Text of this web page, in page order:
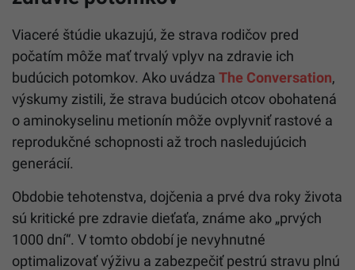
Viaceré štúdie ukazujú, že strava rodičov pred
počatím môže mať trvalý vplyv na zdravie ich
budúcich potomkov. Ako uvádza The Conversation,
výskumy zistili, že strava budúcich otcov obohatená
o aminokyselinu metionín môže ovplyvniť rastové a
reprodukčné schopnosti až troch nasledujúcich
generácií.
Obdobie tehotenstva, dojčenia a prvé dva roky života
sú kritické pre zdravie dieťaťa, známe ako „prvých
1000 dní“. V tomto období je nevyhnutné
optimalizovať výživu a zabezpečiť pestrú stravu plnú